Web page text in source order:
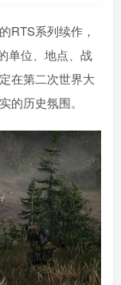
RTS系列续作，
单位、地点、战
在第二次世界大
的历史氛围。